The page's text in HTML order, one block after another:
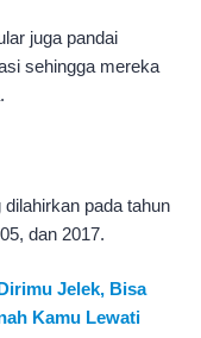
juga pandai
sehingga mereka
pada tahun
dan 2017.
Jelek, Bisa
Kamu Lewati